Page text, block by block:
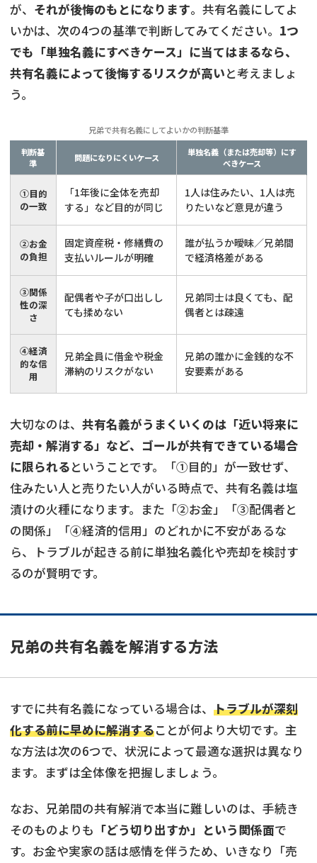
が、 それが後悔のもとになります。共有名義にしてよ
いかは、次の4つの基準で判断してみてください。 1つ
でも「単独名義にすべきケース」に当てはまるなら、
共有名義によって後悔するリスクが高いと考えましょ
う。
兄弟で共有名義にしてよいかの判断基準
判断基
準
問題になりにくいケース
単独名義（または売却等）にす
べきケース
①目的
の一致
「1年後に全体を売却
する」など目的が同じ
1人は住みたい、1人は売
りたいなど意見が違う
②お金
の負担
固定資産税・修繕費の
支払いルールが明確
誰が払うか曖昧／兄弟間
で経済格差がある
③関係
性の深
さ
配偶者や子が口出しし
ても揉めない
兄弟同士は良くても、配
偶者とは疎遠
④経済
的な信
用
兄弟全員に借金や税金
滞納のリスクがない
兄弟の誰かに金銭的な不
安要素がある
大切なのは、 共有名義がうまくいくのは「近い将来に
売却・解消する」など、ゴールが共有できている場合
に限られるということです。「①目的」が一致せず、
住みたい人と売りたい人がいる時点で、共有名義は塩
漬けの火種になります。また「②お金」「③配偶者と
の関係」「④経済的信用」のどれかに不安があるな
ら、トラブルが起きる前に単独名義化や売却を検討す
るのが賢明です。
兄弟の共有名義を解消する方法
すでに共有名義になっている場合は、 トラブルが深刻
化する前に早めに解消することが何より大切です。主
な方法は次の6つで、状況によって最適な選択は異なり
ます。まずは全体像を把握しましょう。
なお、兄弟間の共有解消で本当に難しいのは、手続き
そのものよりも 「どう切り出すか」という関係面で
す。お金や実家の話は感情を伴うため、いきなり「売